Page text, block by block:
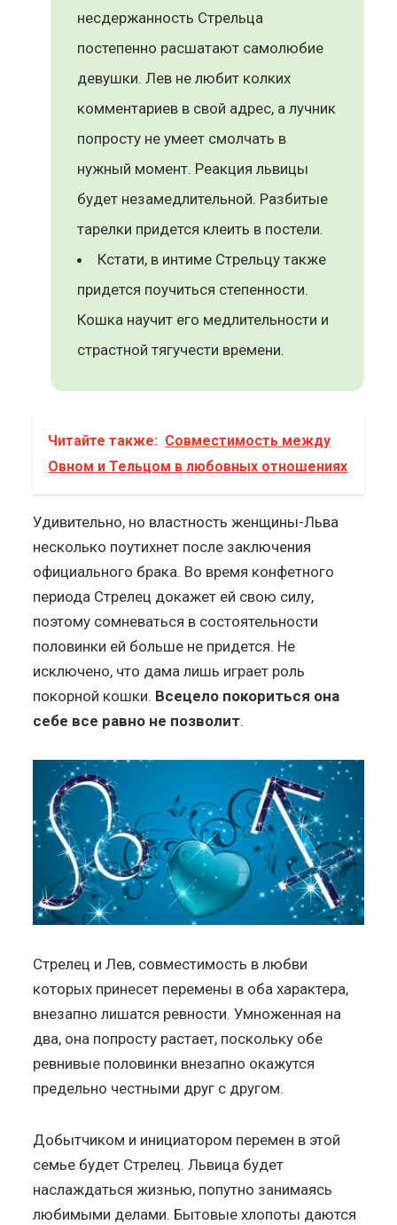
несдержанность Стрельца
постепенно расшатают самолюбие
девушки. Лев не любит колких
комментариев в свой адрес, а лучник
попросту не умеет смолчать в
нужный момент. Реакция львицы
будет незамедлительной. Разбитые
тарелки придется клеить в постели.
Кстати, в интиме Стрельцу также
придется поучиться степенности.
Кошка научит его медлительности и
страстной тягучести времени.
Читайте также: Совместимость между
Овном и Тельцом в любовных отношениях
Удивительно, но властность женщины-Льва
несколько поутихнет после заключения
официального брака. Во время конфетного
периода Стрелец докажет ей свою силу,
поэтому сомневаться в состоятельности
половинки ей больше не придется. Не
исключено, что дама лишь играет роль
покорной кошки. Всецело покориться она
себе все равно не позволит.
Стрелец и Лев, совместимость в любви
которых принесет перемены в оба характера,
внезапно лишатся ревности. Умноженная на
два, она попросту растает, поскольку обе
ревнивые половинки внезапно окажутся
предельно честными друг с другом.
Добытчиком и инициатором перемен в этой
семье будет Стрелец. Львица будет
наслаждаться жизнью, попутно занимаясь
любимыми делами. Бытовые хлопоты даются